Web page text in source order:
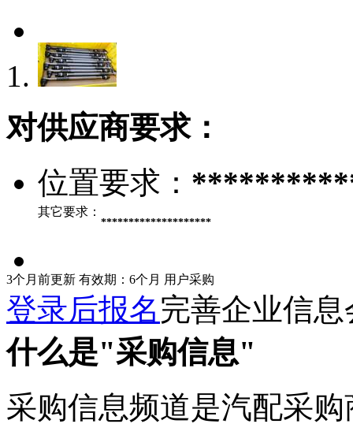
对供应商要求：
位置要求：
其它要求：
********************
3个月前更新 有效期：6个月 用户采购
登录后报名完善企业信
什么是"采购信息"
采购信息频道是汽配采